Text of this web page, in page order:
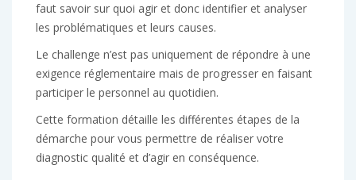
faut savoir sur quoi agir et donc identifier et analyser
les problématiques et leurs causes.
Le challenge n’est pas uniquement de répondre à une
exigence réglementaire mais de progresser en faisant
participer le personnel au quotidien.
Cette formation détaille les différentes étapes de la
démarche pour vous permettre de réaliser votre
diagnostic qualité et d’agir en conséquence.